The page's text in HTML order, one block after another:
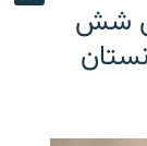
شش